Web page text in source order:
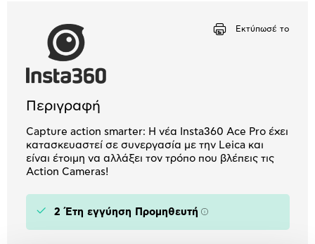
Αριθμός δόσεων
Εκτύπωσέ το
Περιγραφή
Capture action smarter: H νέα Insta360 Ace Pro έχει
κατασκευαστεί σε συνεργασία με την Leica και
είναι έτοιμη να αλλάξει τον τρόπο που βλέπεις τις
Action Cameras!
2 Έτη εγγύηση Προμηθευτή Πληροφορίες